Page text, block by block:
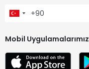
Mobil Uygulamalarımız